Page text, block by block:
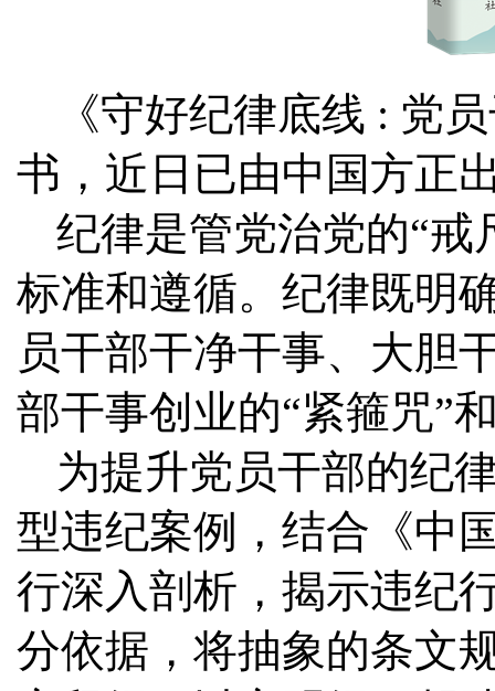
《守好纪律底线 : 党
书，近日已由中国方正
纪律是管党治党的“戒
标准和遵循。纪律既明
员干部干净干事、大胆
部干事创业的“紧箍咒”
为提升党员干部的纪
型违纪案例，结合《中
行深入剖析，揭示违纪
分依据，将抽象的条文